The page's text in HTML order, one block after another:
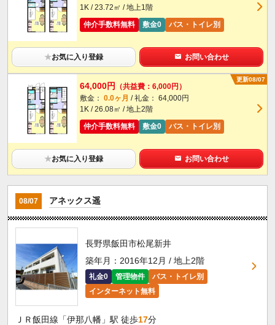
1K / 23.72㎡ / 地上1階
仲介手数料無料
敷金0 バス・トイレ別
★お気に入り登録 お問い合わせ
更新08/07
64,000円
（共益費：6,000円）
敷金： 0.0ヶ月 / 礼金： 64,000円
1K / 26.08㎡ / 地上2階
仲介手数料無料
敷金0 バス・トイレ別
★お気に入り登録 お問い合わせ
08/07 アネックス遥
長野県飯田市松尾新井
築年月：2016年12月 / 地上2階
礼金0 管理物件
バス・トイレ別
インターネット無料
ＪＲ飯田線「伊那八幡」駅 徒歩17分